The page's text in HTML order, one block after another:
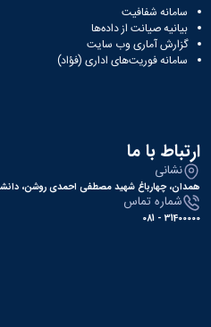
سامانه شفافیت
بیانیه صیانت از داده‌ها
گزارش آماری وب‌ سایت
سامانه فوریت‌های اداری (فؤاد)
ارتباط با ما
نشانی
همدان، چهارباغ شهید مصطفی احمدی روشن،
شماره تماس
31400000 - 081